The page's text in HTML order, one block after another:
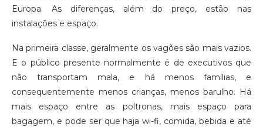
Europa. As diferenças, além do preço, estão nas
instalações e espaço.
Na primeira classe, geralmente os vagões são mais vazios.
E o público presente normalmente é de executivos que
não transportam mala, e há menos famílias, e
consequentemente menos crianças, menos barulho. Há
mais espaço entre as poltronas, mais espaço para
bagagem, e pode ser que haja wi-fi, comida, bebida e até